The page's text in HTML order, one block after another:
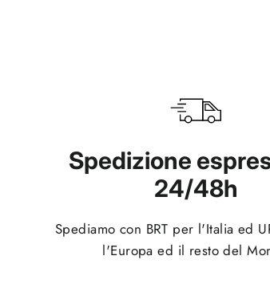
Spedizione
24/48h
Spediamo con BRT per l'Italia ed
l'Europa ed il resto del